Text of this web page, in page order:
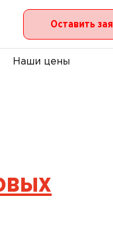
Оставить
Наши цены